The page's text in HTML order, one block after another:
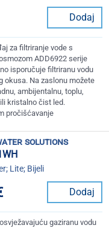
Dodaj
za filtriranje vode s
ADD6922 serije
isporučuje filtriranu vodu
okusa. Na zaslonu možete
ambijentalnu, toplu,
kristalno čist led.
pročišćavanje
solutions
Lite; Bijeli
Dodaj
gaziranu vodu